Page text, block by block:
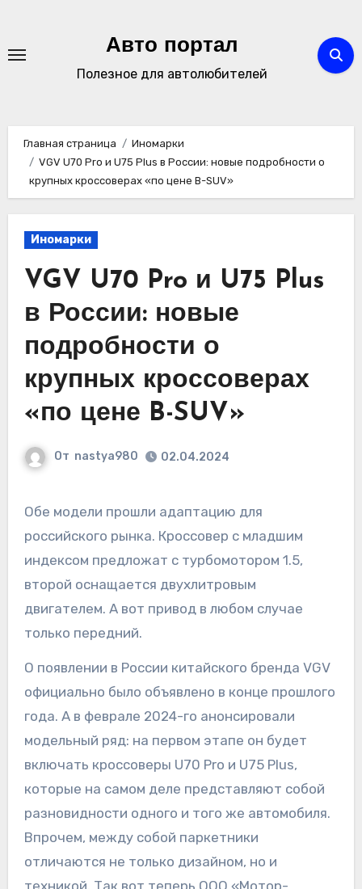
содержимому
Авто портал
Полезное для автолюбителей
Главная страница
Иномарки
VGV U70 Pro и U75 Plus в России: новые подробности о
крупных кроссоверах «по цене B-SUV»
Иномарки
VGV U70 Pro и U75 Plus
в России: новые
подробности о
крупных кроссоверах
«по цене B-SUV»
От nastya980 02.04.2024
Обе модели прошли адаптацию для
российского рынка. Кроссовер с младшим
индексом предложат с турбомотором 1.5,
второй оснащается двухлитровым
двигателем. А вот привод в любом случае
только передний.
О появлении в России китайского бренда VGV
официально было объявлено в конце прошлого
года. А в феврале 2024-го анонсировали
модельный ряд: на первом этапе он будет
включать кроссоверы U70 Pro и U75 Plus,
которые на самом деле представляют собой
разновидности одного и того же автомобиля.
Впрочем, между собой паркетники
отличаются не только дизайном, но и
техникой. Так вот теперь ООО «Мотор-